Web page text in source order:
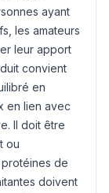
ayant
les amateurs
leur apport
convient
en
en lien avec
Il doit être
ou
de
doivent